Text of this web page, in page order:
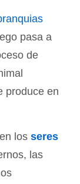
pasa a
de
produce en
los seres
las